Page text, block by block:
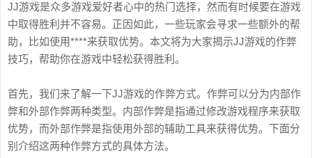
JJ游戏是众多游戏爱好者心中的热门选择，然而有时候要在游戏
中取得胜利并不容易。正因如此，一些玩家会寻求一些额外的帮
助，比如使用****来获取优势。本文将为大家揭示JJ游戏的作弊
技巧，帮助你在游戏中轻松获得胜利。
首先，我们来了解一下JJ游戏的作弊方式。作弊可以分为内部作
弊和外部作弊两种类型。内部作弊是指通过修改游戏程序来获取
优势，而外部作弊是指使用外部的辅助工具来获得优势。下面分
别介绍这两种作弊方式的具体方法。